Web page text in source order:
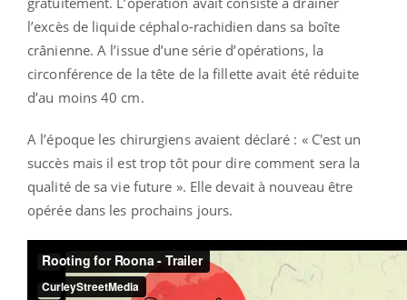
l’excès de liquide céphalo-rachidien dans sa boîte
crânienne. A l’issue d’une série d’opérations, la
circonférence de la tête de la fillette avait été réduite
d’au moins 40 cm.
A l’époque les chirurgiens avaient déclaré : « C'est un
succès mais il est trop tôt pour dire comment sera la
qualité de sa vie future ». Elle devait à nouveau être
opérée dans les prochains jours.